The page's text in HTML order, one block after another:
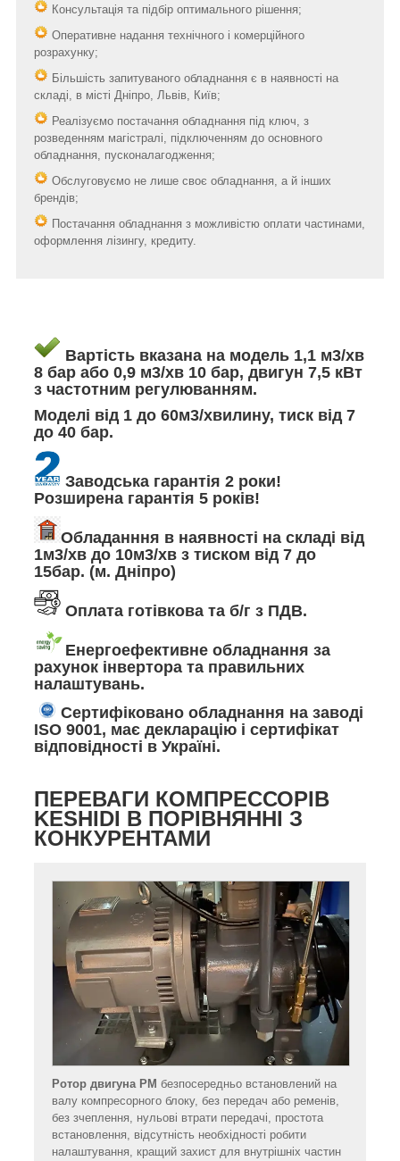
Консультація та підбір оптимального рішення;
Оперативне надання технічного і комерційного
розрахунку;
Більшість запитуваного обладнання є в наявності на
складі, в місті Дніпро, Львів, Київ;
Реалізуємо постачання обладнання під ключ, з
розведенням магістралі, підключенням до основного
обладнання, пусконалагодження;
Обслуговуємо не лише своє обладнання, а й інших
брендів;
Постачання обладнання з можливістю оплати частинами,
оформлення лізингу, кредиту.
Вартість вказана на модель 1,1 м3/хв
8 бар або 0,9 м3/хв 10 бар, двигун 7,5 кВт
з частотним регулюванням.
Моделі від 1 до 60м3/хвилину, тиск від 7
до 40 бар.
Заводська гарантія 2 роки!
Розширена гарантія 5 років!
Обладанння в наявності на складі від
1м3/хв до 10м3/хв з тиском від 7 до
15бар. (м. Дніпро)
Оплата готівкова та б/г з ПДВ.
Енергоефективне обладнання за
рахунок інвертора та правильних
налаштувань.
Сертифіковано обладнання на заводі
ISO 9001, має декларацію і сертифікат
відповідності в Україні.
ПЕРЕВАГИ КОМПРЕССОРІВ
KESHIDI В ПОРІВНЯННІ З
КОНКУРЕНТАМИ
Ротор двигуна PM безпосередньо встановлений на
валу компресорного блоку, без передач або ременів,
без зчеплення, нульові втрати передачі, простота
встановлення, відсутність необхідності робити
налаштування, кращий захист для внутрішніх частин